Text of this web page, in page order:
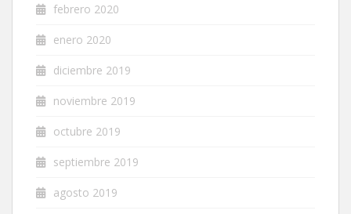
febrero 2020
enero 2020
diciembre 2019
noviembre 2019
octubre 2019
septiembre 2019
agosto 2019